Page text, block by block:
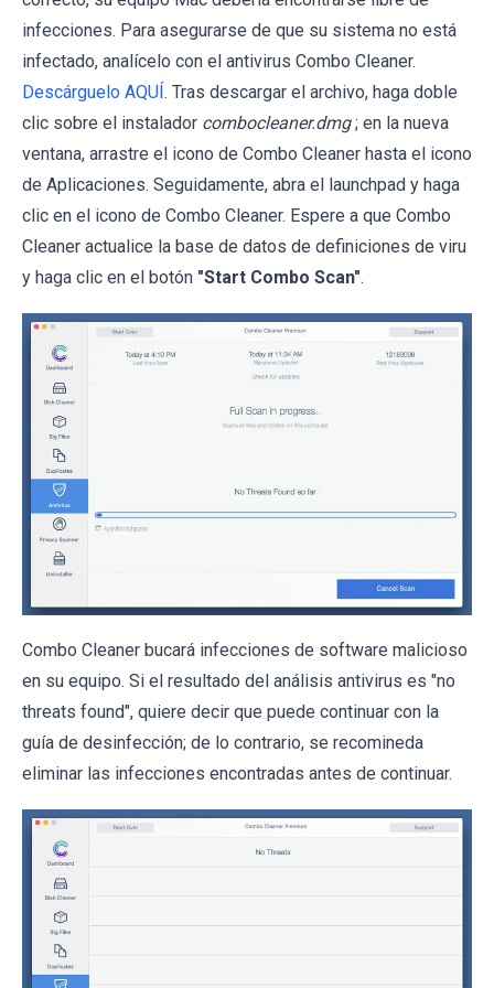
infecciones. Para asegurarse de que su sistema no está
infectado, analícelo con el antivirus Combo Cleaner.
Descárguelo AQUÍ. Tras descargar el archivo, haga doble
clic sobre el instalador combocleaner.dmg ; en la nueva
ventana, arrastre el icono de Combo Cleaner hasta el icono
de Aplicaciones. Seguidamente, abra el launchpad y haga
clic en el icono de Combo Cleaner. Espere a que Combo
Cleaner actualice la base de datos de definiciones de viru
y haga clic en el botón "Start Combo Scan".
Combo Cleaner bucará infecciones de software malicioso
en su equipo. Si el resultado del análisis antivirus es "no
threats found", quiere decir que puede continuar con la
guía de desinfección; de lo contrario, se recomineda
eliminar las infecciones encontradas antes de continuar.